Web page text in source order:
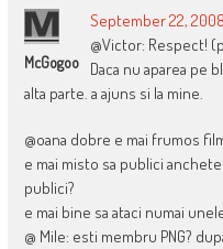
McGogoo
September 22, 2008
@Victor: Respect!
Daca nu aparea pe
alta parte. a ajuns si la mine.
@oana dobre e mai frumos
e mai misto sa publici
publici?
e mai bine sa ataci numai
@ Mile: esti membru PNG?